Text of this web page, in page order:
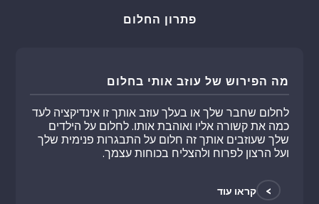
פתרון החלום
מה הפירוש של עוזב אותי בחלום
לחלום שחבר שלך או בעלך עוזב אותך זו אינדיקציה לעד
כמה את קשורה אליו ואוהבת אותו. לחלום על הילדים
שלך שעוזבים אותך זה חלום על התבגרות פנימית שלך
ועל הרצון לפרוח ולהצליח בכוחות עצמך.
> קראו עוד